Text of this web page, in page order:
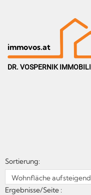
immovos.at
DR. VOSPERNIK
Sortierung:
Ergebnisse/Seite :